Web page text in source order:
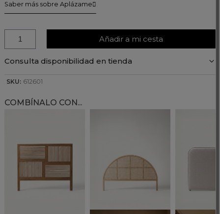
Saber más sobre Aplázame
Añadir a mi cesta
Consulta disponibilidad en tienda
SKU: 612601
COMBÍNALO CON...